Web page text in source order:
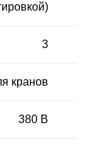
3
кранов
380 В